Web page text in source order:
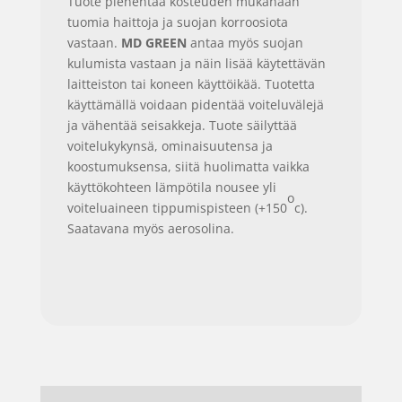
tuomia haittoja ja suojan korroosiota
vastaan. MD GREEN antaa myös suojan
kulumista vastaan ja näin lisää käytettävän
laitteiston tai koneen käyttöikää. Tuotetta
käyttämällä voidaan pidentää voiteluvälejä
ja vähentää seisakkeja. Tuote säilyttää
voitelukykynsä, ominaisuutensa ja
koostumuksensa, siitä huolimatta vaikka
käyttökohteen lämpötila nousee yli
voiteluaineen tippumispisteen (+150
o
c).
Saatavana myös aerosolina.